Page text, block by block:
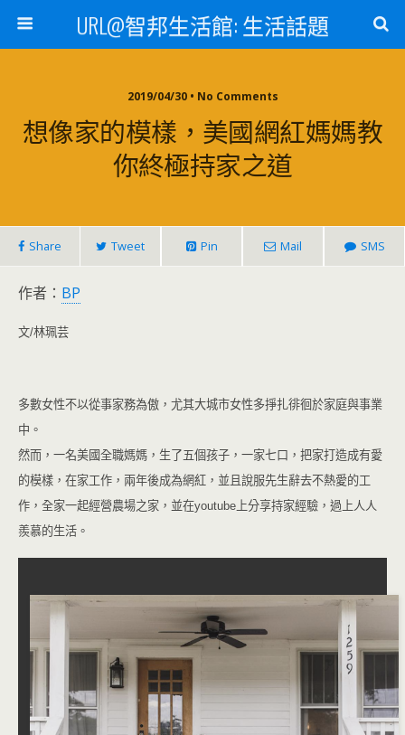
URL@智邦生活館: 生活話題
2019/04/30 • No Comments
想像家的模樣，美國網紅媽媽教
你終極持家之道
Share Tweet Pin Mail SMS
作者： BP
文/林珮芸
多數女性不以從事家務為傲，尤其大城市女性多掙扎徘徊於家庭與事業
中。
然而，一名美國全職媽媽，生了五個孩子，一家七口，把家打造成有愛
的模樣，在家工作，兩年後成為網紅，並且說服先生辭去不熱愛的工
作，全家一起經營農場之家，並在youtube上分享持家經驗，過上人人
羨慕的生活。